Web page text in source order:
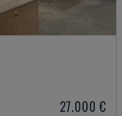
27.000 €